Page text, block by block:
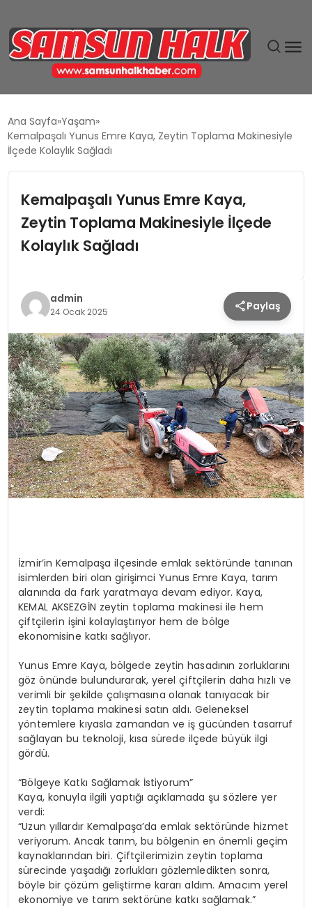
EĞITIM
GÜNDEM
MAGAZIN
SIYASET
SPOR
TEKNOLOJI
YAŞAM
Ana Sayfa Yaşam
Kemalpaşalı Yunus Emre Kaya, Zeytin Toplama Makinesiyle
İlçede Kolaylık Sağladı
Kemalpaşalı Yunus Emre Kaya,
Zeytin Toplama Makinesiyle İlçede
Kolaylık Sağladı
admin
24 Ocak 2025 Paylaş
İzmir’in Kemalpaşa ilçesinde emlak sektöründe tanınan
isimlerden biri olan girişimci Yunus Emre Kaya, tarım
alanında da fark yaratmaya devam ediyor. Kaya,
KEMAL AKSEZGİN zeytin toplama makinesi ile hem
çiftçilerin işini kolaylaştırıyor hem de bölge
ekonomisine katkı sağlıyor.
Yunus Emre Kaya, bölgede zeytin hasadının zorluklarını
göz önünde bulundurarak, yerel çiftçilerin daha hızlı ve
verimli bir şekilde çalışmasına olanak tanıyacak bir
zeytin toplama makinesi satın aldı. Geleneksel
yöntemlere kıyasla zamandan ve iş gücünden tasarruf
sağlayan bu teknoloji, kısa sürede ilçede büyük ilgi
gördü.
“Bölgeye Katkı Sağlamak İstiyorum”
Kaya, konuyla ilgili yaptığı açıklamada şu sözlere yer
verdi:
“Uzun yıllardır Kemalpaşa’da emlak sektöründe hizmet
veriyorum. Ancak tarım, bu bölgenin en önemli geçim
kaynaklarından biri. Çiftçilerimizin zeytin toplama
sürecinde yaşadığı zorlukları gözlemledikten sonra,
böyle bir çözüm geliştirme kararı aldım. Amacım yerel
ekonomiye ve tarım sektörüne katkı sağlamak.”